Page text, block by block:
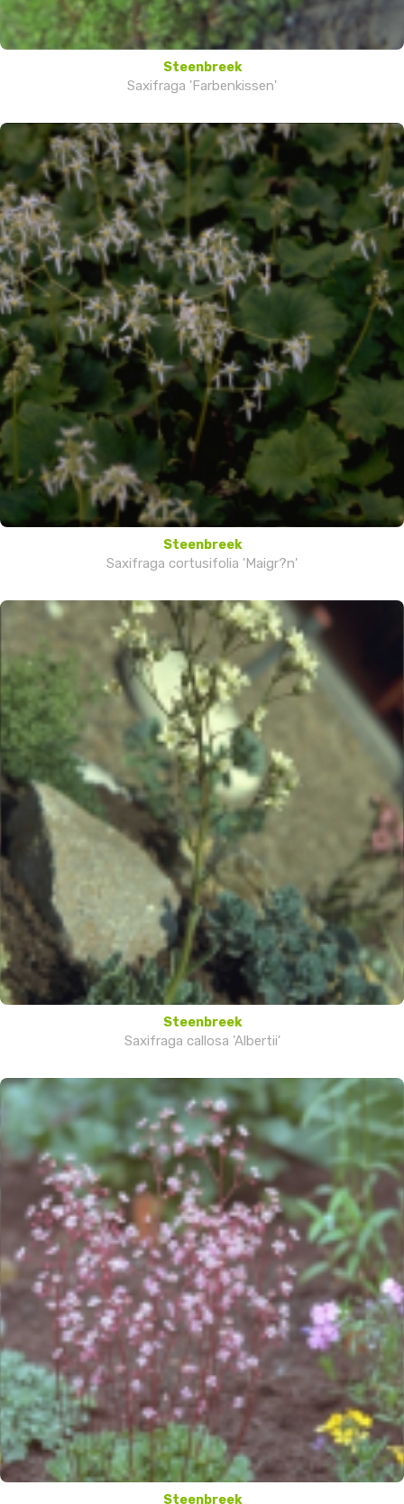
Steenbreek
Saxifraga 'Farbenkissen'
Steenbreek
Saxifraga cortusifolia 'Maigr?n'
Steenbreek
Saxifraga callosa 'Albertii'
Steenbreek